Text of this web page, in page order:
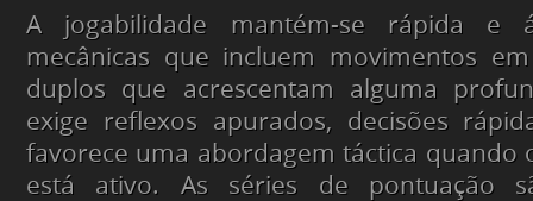
A jogabilidade mantém-se rápida e
mecânicas que incluem movimentos
duplos que acrescentam alguma
exige reflexos apurados, decisões
favorece uma abordagem táctica
está ativo. As séries de pontuação